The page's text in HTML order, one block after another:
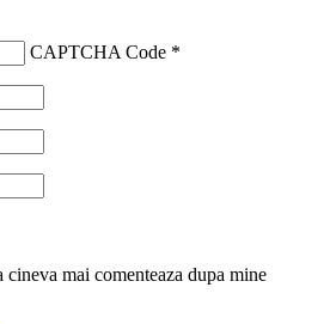
CAPTCHA Code *
cineva mai comenteaza dupa mine